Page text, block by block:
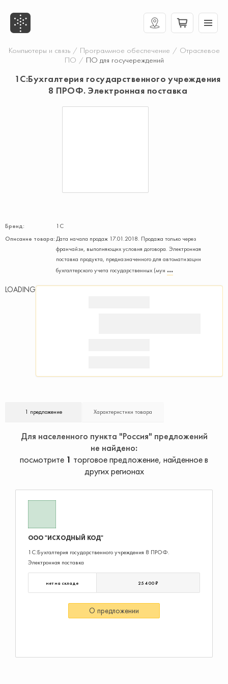
Компьютеры и связь / Программное обеспечение / Отраслевое
ПО / ПО для госучереждений
1С:Бухгалтерия государственного учреждения
8 ПРОФ. Электронная поставка
Бренд:
1С
Описание товара:Дата начала продаж 17.01.2018. Продажа только через
франчайзи, выполняющих условия договора. Электронная
поставка продукта, предназначенного для автоматизации
бухгалтерского учета государственных (мун
LOADING
1 предложение Характеристики товара
Для населенного пункта "Россия" предложений
не найдено
посмотрите 1 торговое предложение, найденное в
других регионах
ООО "ИСХОДНЫЙ КОД"
1С:Бухгалтерия государственного учреждения 8 ПРОФ.
Электронная поставка
нет на складе 25 400 ₽
О предложении